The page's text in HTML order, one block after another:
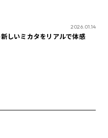
2026.01.14
しいミカタをリアルで体感